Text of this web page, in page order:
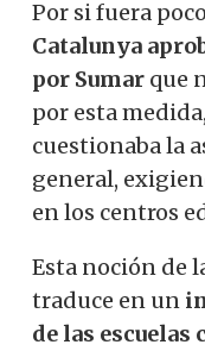
Por si fuera
Catalunya
por Sumar que
por esta
cuestionaba la
general,
en los centros
Esta noción de
traduce en un
de las escuelas